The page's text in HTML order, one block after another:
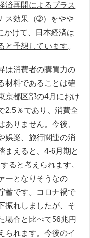
済再開によるプラス
ス効果（➁）をやや
かけて、日本経済は
と予想しています。
は消費者の購買力の
材料であることは確
京都区部の4月におけ
2.5％であり、消費全
りません。今後、
娯楽、旅行関連の消
まえると、4-6月期と
ると考えられます。
ーとなりそうなの
蓄です。コロナ禍で
振れしましたが、そ
場合と比べて56兆円
られます。今後のイ